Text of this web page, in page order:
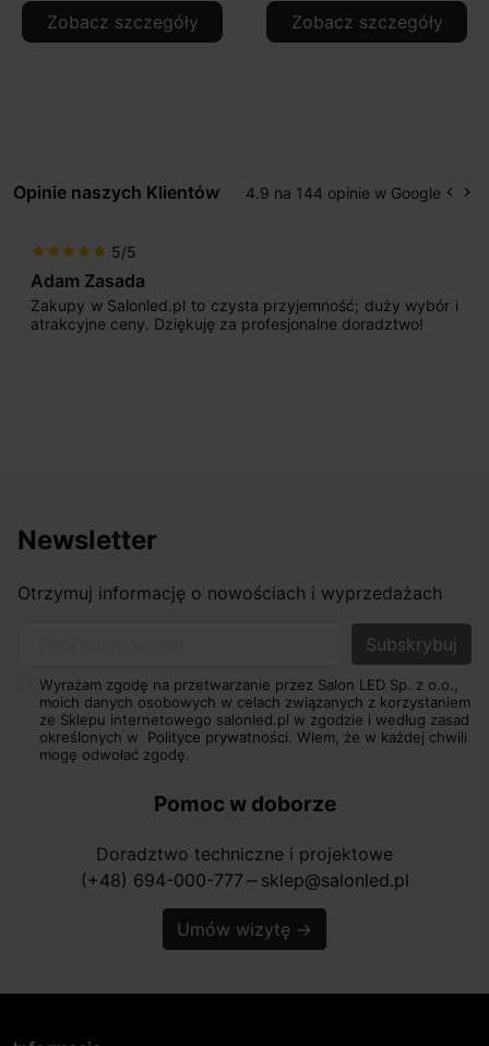
Zobacz szczegóły Zobacz szczegóły
Opinie naszych Klientów 4.9 na 144 opinie w Google keyboard_arrow_left keyboard_arrow_right
star star star star star 5/5
Adam Zasada
Zakupy w Salonled.pl to czysta przyjemność; duży wybór i
atrakcyjne ceny. Dziękuję za profesjonalne doradztwo!
Newsletter
Otrzymuj informację o nowościach i wyprzedażach
Wyrażam zgodę na przetwarzanie przez Salon LED Sp. z o.o.,
moich danych osobowych w celach związanych z korzystaniem
ze Sklepu internetowego salonled.pl w zgodzie i według zasad
określonych w Polityce prywatności. Wiem, że w każdej chwili
mogę odwołać zgodę.
Pomoc w doborze
Doradztwo techniczne i projektowe
(+48) 694-000-777 horizontal_rule sklep@salonled.pl
Umów wizytę →